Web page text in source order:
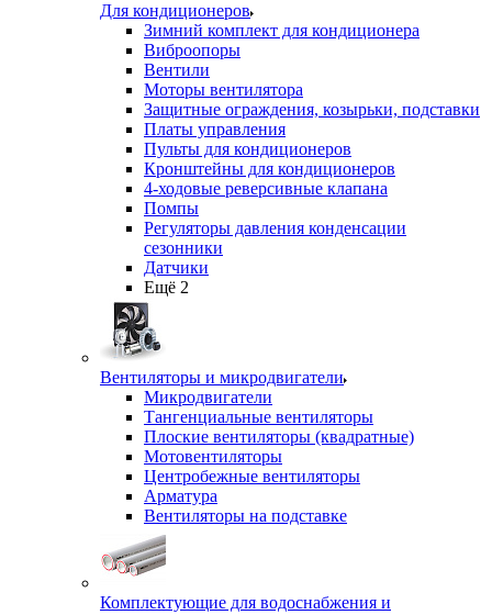
Для кондиционеров
Зимний комплект для кондиционера
Виброопоры
Вентили
Моторы вентилятора
Защитные ограждения, козырьки, подставки
Платы управления
Пульты для кондиционеров
Кронштейны для кондиционеров
4-ходовые реверсивные клапана
Помпы
Регуляторы давления конденсации
сезонники
Датчики
Ещё 2
Вентиляторы и микродвигатели
Микродвигатели
Тангенциальные вентиляторы
Плоские вентиляторы (квадратные)
Мотовентиляторы
Центробежные вентиляторы
Арматура
Вентиляторы на подставке
Комплектующие для водоснабжения и